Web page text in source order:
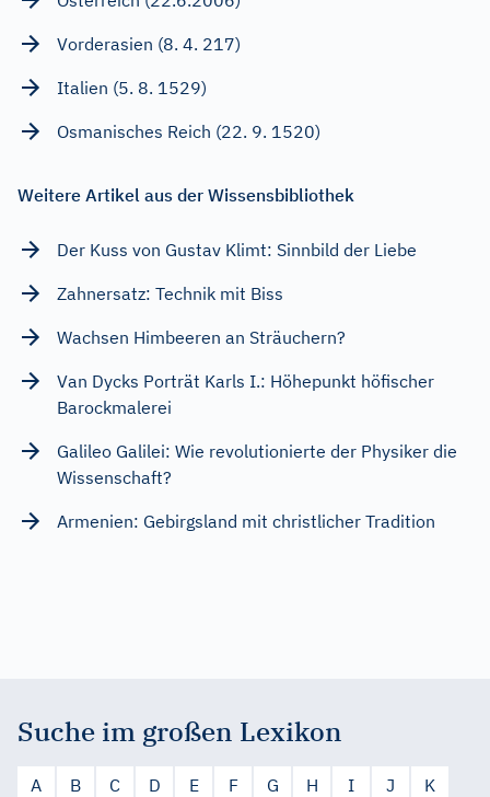
Vorderasien (8. 4. 217)
Italien (5. 8. 1529)
Osmanisches Reich (22. 9. 1520)
Weitere Artikel aus der Wissensbibliothek
Der Kuss von Gustav Klimt: Sinnbild der Liebe
Zahnersatz: Technik mit Biss
Wachsen Himbeeren an Sträuchern?
Van Dycks Porträt Karls I.: Höhepunkt höfischer
Barockmalerei
Galileo Galilei: Wie revolutionierte der Physiker die
Wissenschaft?
Armenien: Gebirgsland mit christlicher Tradition
Suche im großen Lexikon
A B C D E F G H I J
K